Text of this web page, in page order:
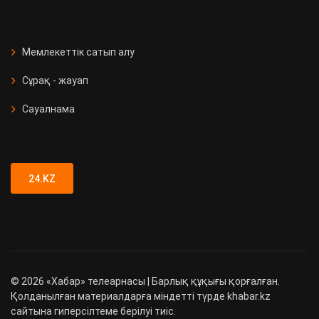
Мемлекеттік сатып алу
Сұрақ - жауап
Сауалнама
24.KZ
© 2026 «Хабар» телеарнасы | Барлық құқығы қорғалған.
Қолданылған материалдарға міндетті түрде khabar.kz
сайтына гиперсілтеме берілуі тиіс.